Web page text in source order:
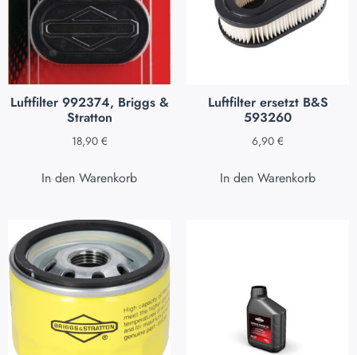
Luftfilter 992374, Briggs &
Stratton
18,90 €
In den Warenkorb
Luftfilter ersetzt B&S
593260
6,90 €
In den Warenkorb